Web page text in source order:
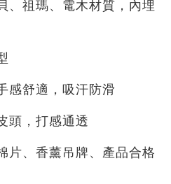
、祖瑪、電木材質，內埋
感舒適，吸汗防滑
頭，打感通透
片、香薰吊牌、產品合格